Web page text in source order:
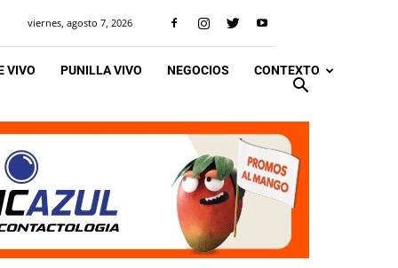
viernes, agosto 7, 2026
VIVO PUNILLA VIVO NEGOCIOS CONTEXTO